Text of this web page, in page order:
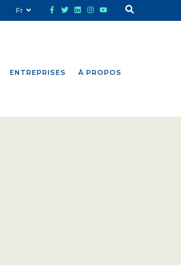
ENTREPRISES À PROPOS
Fr